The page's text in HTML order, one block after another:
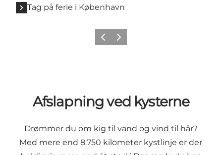
Tag på ferie i København
ForrigeNæste
Afslapning ved kysterne
Drømmer du om kig til vand og vind til hår?
Med mere end 8.750 kilometer kystlinje er der